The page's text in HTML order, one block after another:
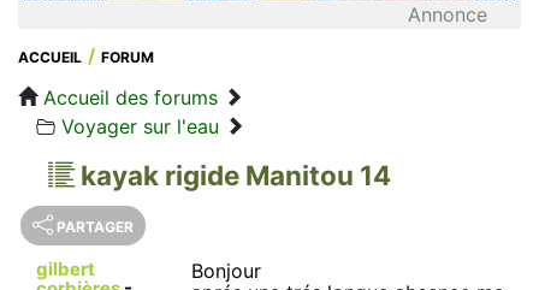
Annonce
ACCUEIL FORUM
Accueil des forums
Voyager sur l'eau
kayak rigide Manitou 14
PARTAGER
gilbert
Bonjour